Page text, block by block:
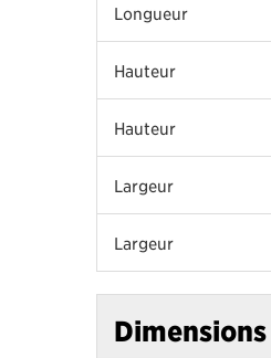
Longueur
Hauteur
Hauteur
Largeur
Largeur